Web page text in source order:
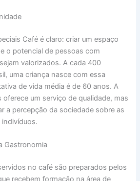
Café é claro: criar um espaço
o potencial de pessoas com
sejam valorizados. A cada 400
uma criança nasce com essa
de vida média é de 60 anos. A
oferece um serviço de qualidade, mas
a percepção da sociedade sobre as
Gastronomia
no café são preparados pelos
recebem formação na área de